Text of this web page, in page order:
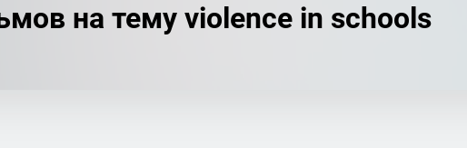
на тему violence in schools